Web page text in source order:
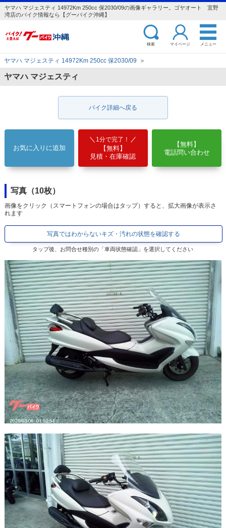
ヤマハ マジェスティ 14972Km 250cc 保2030/09の画像ギャラリー。ゴヤオート 宜野
湾店のバイク情報なら【グーバイク沖縄】
検索 マイページ メニュー
ヤマハ マジェスティ 14972Km 250cc 保2030/09 ＞
ヤマハ マジェスティ
バイク詳細へ戻る
お気に入りに追加
1分で完了！
【無料】
見積・在庫確認
【無料】
電話問い合わせ
写真（10枚）
画像をクリック（スマートフォンの場合はタップ）すると、拡大画像が表示さ
れます
写真ではわからないキズ・汚れの状態を確認する
タップ後、お問合せ種別の「車両状態確認」を選択してください